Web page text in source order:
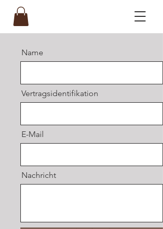
Name
Vertragsidentifikation
E-Mail
Nachricht